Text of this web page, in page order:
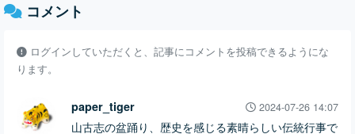
コメント
ログインしていただくと、記事にコメントを投稿できるようにな
ります。
paper_tiger 2024-07-26 14:07
山古志の盆踊り、歴史を感じる素晴らしい伝統行事で